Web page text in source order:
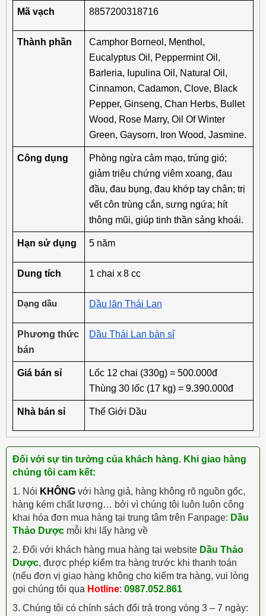
Mã vạch 8857200318716
Thành phần
Camphor Borneol, Menthol,
Eucalyptus Oil, Peppermint Oil,
Barleria, Iupulina Oil, Natural Oil,
Cinnamon, Cadamon, Clove, Black
Pepper, Ginseng, Chan Herbs, Bullet
Wood, Rose Marry, Oil Of Winter
Green, Gaysorn, Iron Wood, Jasmine.
Công dụng
Phòng ngừa cảm mạo, trúng gió;
giảm triệu chứng viêm xoang, đau
đầu, đau bụng, đau khớp tay chân; trị
vết côn trùng cắn, sưng ngứa; hít
thông mũi, giúp tinh thần sảng khoái.
Hạn sử dụng 5 năm
Dung tích 1 chai x 8 cc
Dạng dầu Dầu lăn Thái Lan
Phương thức
bán
Dầu Thái Lan bán sỉ
Giá bán sỉ
Lốc 12 chai (330g) = 500.000đ
Thùng 30 lốc (17 kg) = 9.390.000đ
Nhà bán sỉ Thế Giới Dầu
Đối với sự tin tưởng của khách hàng. Khi giao hàng
chúng tôi cam kết:
1. Nói KHÔNG với hàng giả, hàng không rõ nguồn gốc,
hàng kém chất lượng… bởi vì chúng tôi luôn luôn công
khai hóa đơn mua hàng tại trung tâm trên Fanpage: Dầu
Thảo Dược mỗi khi lấy hàng về
2. Đối với khách hàng mua hàng tại website Dầu Thảo
Dược, được phép kiểm tra hàng trước khi thanh toán
(nếu đơn vị giao hàng không cho kiểm tra hàng, vui lòng
gọi chúng tôi qua Hotline: 0987.052.861
3. Chúng tôi có chính sách đổi trả trong vòng 3 – 7 ngày: